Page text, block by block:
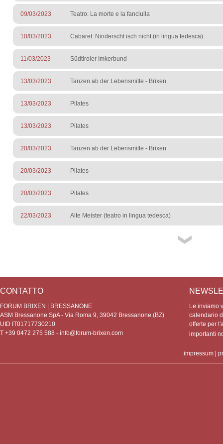
09/03/2023 Teatro: La morte e la fanciulla
10/03/2023 Cabaret: Ninderscht isch nicht (in lingua tedesca)
11/03/2023 Südtiroler Imkerbund
13/03/2023 Tanzen ab der Lebensmitte - Brixen
13/03/2023 Pilates
13/03/2023 Pilates
20/03/2023 Tanzen ab der Lebensmitte - Brixen
20/03/2023 Pilates
20/03/2023 Pilates
22/03/2023 Alte Meister (teatro in lingua tedesca)
CONTATTO
FORUM BRIXEN | BRESSANONE
ASM Bressanone SpA - Via Roma 9, 39042 Bressanone (BZ)
UID IT01717730210
T +39 0472 275 588 - info@forum-brixen.com
Le inviamo
calendario
offerte per
importanti
impressum